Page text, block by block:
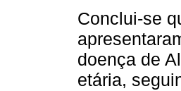
Conclui-se
doença de
etária,